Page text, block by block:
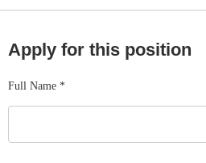
Apply for this position
Full Name *